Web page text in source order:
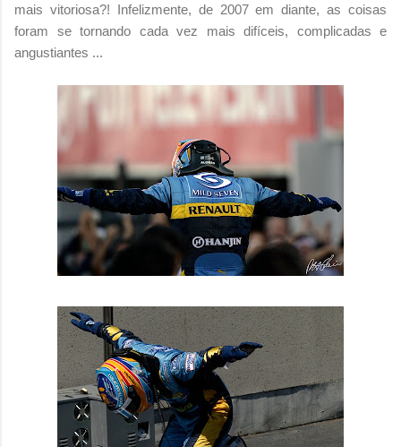
mais vitoriosa?! Infelizmente, de 2007 em diante, as coisas
foram se tornando cada vez mais difíceis, complicadas e
angustiantes ...